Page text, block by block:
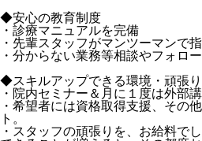
◆安心の教育制度
・診療マニュアルを完備
・先輩スタッフがマンツーマンで指
・分からない業務等相談やフォロ
◆スキルアップできる環境・頑張
・院内セミナー＆月に１度は外部
・希望者には資格取得支援、その
ト。
・スタッフの頑張りを、お給料で